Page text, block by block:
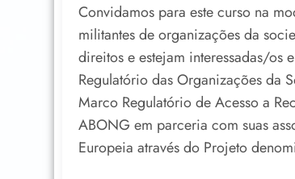
Convidamos para este curso na
militantes de organizações da
direitos e estejam interessadas/os
Regulatório das Organizações da
Marco Regulatório de Acesso a
ABONG em parceria com suas
Europeia através do Projeto